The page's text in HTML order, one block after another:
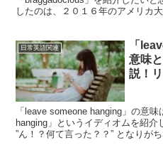
したのは、２０１６年のアメリカ
日常英語関連
「
意味
説！
「leave someone hanging」の意
hanging」というイディオムを紹介
”ん！？何て言った？？” となりが